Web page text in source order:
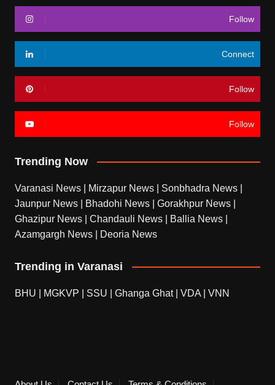
Follow
Connect
Follow
Follow
Trending Now
Varanasi News Mirzapur News Sonbhadra News
Jaunpur News
Bhadohi News Gorakhpur News
Ghazipur News
Chandauli News Ballia News
Azamgargh News
Deoria News
Trending in Varanasi
BHU MGKVP SSU Ghanga Ghat| VDA VNN